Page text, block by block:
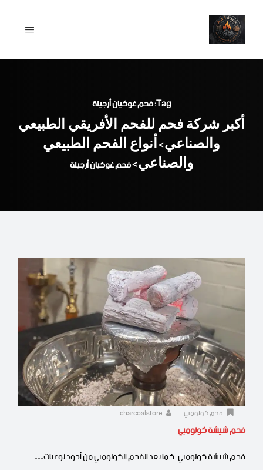
content
Tag: فحم غوكيان أرجيلة
أكبر شركة فحم للفحم الأفريقي الطبيعي
والصناعي>أنواع الفحم الطبيعي
والصناعي>فحم غوكيان أرجيلة
فحم كولومبي
فحم شيشة كولومبي
فحم شيشة كولومبي كما يعد الفحم الكولومبي من أجود نوعيات…